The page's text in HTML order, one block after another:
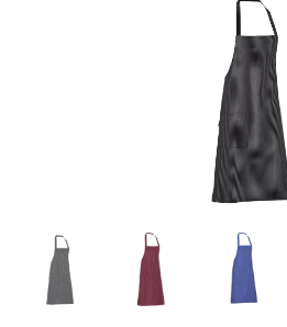
INSERISCI IL NOME DEL
CERCANDO
CHIUDI